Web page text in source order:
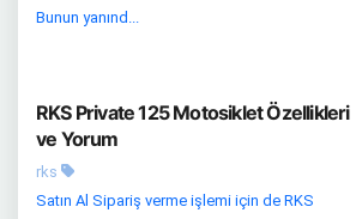
Bunun yanınd...
RKS Private 125 Motosiklet Özellikleri
ve Yorum
rks
Satın Al Sipariş verme işlemi için de RKS